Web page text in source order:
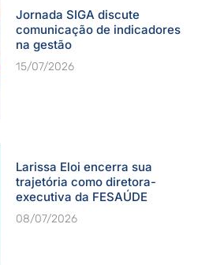
Jornada SIGA discute
comunicação de indicadores
na gestão
15/07/2026
Larissa Eloi encerra sua
trajetória como diretora-
executiva da FESAÚDE
08/07/2026